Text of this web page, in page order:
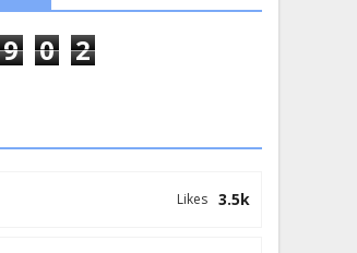
9 0 2
3.5k
Likes